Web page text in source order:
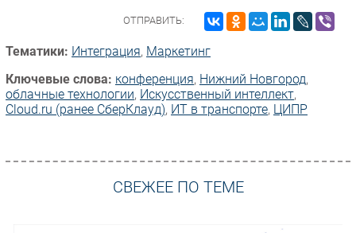
ОТПРАВИТЬ:
Тематики: Интеграция, Маркетинг
Ключевые слова: конференция, Нижний Новгород,
облачные технологии, Искусственный интеллект,
Cloud.ru (ранее СберКлауд), ИТ в транспорте, ЦИПР
СВЕЖЕЕ ПО ТЕМЕ